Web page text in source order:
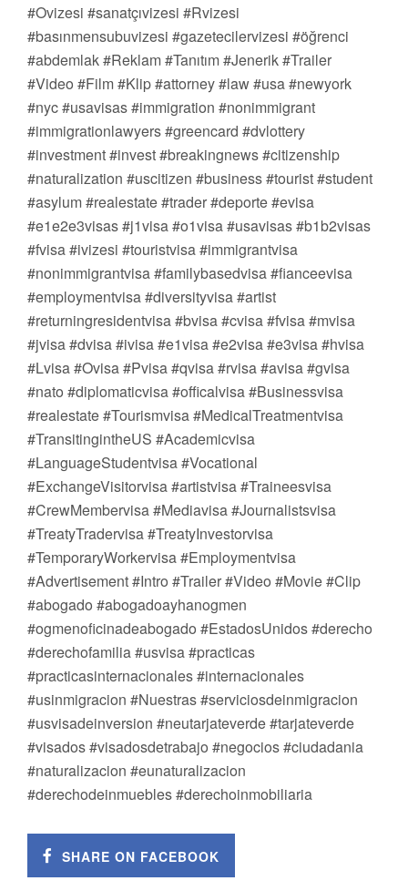
#Ovizesi #sanatçıvizesi #Rvizesi
#basınmensubuvizesi #gazetecilervizesi #öğrenci
#abdemlak #Reklam #Tanıtım #Jenerik #Trailer
#Video #Film #Klip #attorney #law #usa #newyork
#nyc #usavisas #immigration #nonimmigrant
#immigrationlawyers #greencard #dvlottery
#investment #invest #breakingnews #citizenship
#naturalization #uscitizen #business #tourist #student
#asylum #realestate #trader #deporte #evisa
#e1e2e3visas #j1visa #o1visa #usavisas #b1b2visas
#fvisa #ivizesi #touristvisa #immigrantvisa
#nonimmigrantvisa #familybasedvisa #fianceevisa
#employmentvisa #diversityvisa #artist
#returningresidentvisa #bvisa #cvisa #fvisa #mvisa
#jvisa #dvisa #ivisa #e1visa #e2visa #e3visa #hvisa
#Lvisa #Ovisa #Pvisa #qvisa #rvisa #avisa #gvisa
#nato #diplomaticvisa #officalvisa #Businessvisa
#realestate #Tourismvisa #MedicalTreatmentvisa
#TransitingintheUS #Academicvisa
#LanguageStudentvisa #Vocational
#ExchangeVisitorvisa #artistvisa #Traineesvisa
#CrewMembervisa #Mediavisa #Journalistsvisa
#TreatyTradervisa #TreatyInvestorvisa
#TemporaryWorkervisa #Employmentvisa
#Advertisement #Intro #Trailer #Video #Movie #Clip
#abogado #abogadoayhanogmen
#ogmenoficinadeabogado #EstadosUnidos #derecho
#derechofamilia #usvisa #practicas
#practicasinternacionales #internacionales
#usinmigracion #Nuestras #serviciosdeinmigracion
#usvisadeinversion #neutarjateverde #tarjateverde
#visados #visadosdetrabajo #negocios #ciudadania
#naturalizacion #eunaturalizacion
#derechodeinmuebles #derechoinmobiliaria
SHARE ON FACEBOOK